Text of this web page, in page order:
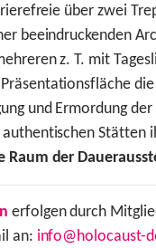
über zwei
beeindruckenden
z. T. mit
und Ermordung der
Stätten
der
erfolgen durch
an: info@holocaust-